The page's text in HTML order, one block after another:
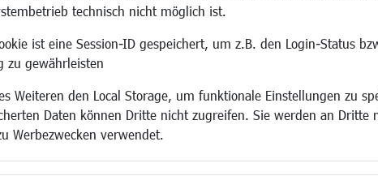
technisch nicht möglich ist.
ist eine Session-ID gespeichert, um z.B. den Login-Status
zu gewährleisten
Weiteren den Local Storage, um funktionale Einstellungen zu
Daten können Dritte nicht zugreifen. Sie werden an Dritte
Werbezwecken verwendet.
Familie/Soziales
Senioren/Haltestelle
Bauen/Umwelt/Mobilität
Aktuelle Baustellen